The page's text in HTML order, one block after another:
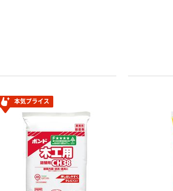
本気プライス